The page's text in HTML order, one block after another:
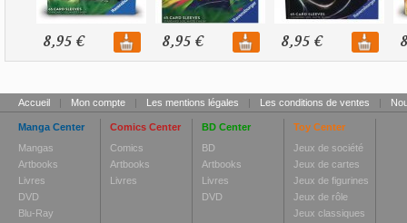
8,95 € 8,95 € 8,95 €
Accueil | Mon compte | Les mentions légales | Les conditions de ventes |
Manga Center
Mangas
Artbooks
Livres
DVD
Blu-Ray
Comics Center
Comics
Artbooks
Livres
BD Center
BD
Artbooks
Livres
DVD
Toy Center
Jeux de société
Jeux de cartes
Jeux de figurines
Jeux de rôle
Jeux classiques